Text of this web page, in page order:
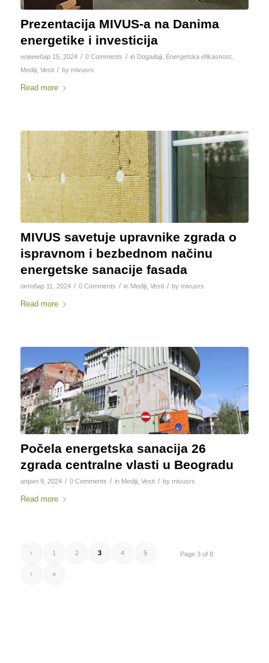
Prezentacija MIVUS-a na Danima
energetike i investicija
новембар 15, 2024 / 0 Comments / in Događaji, Energetska efikasnost,
Mediji, Vesti / by mivusrs
Read more
MIVUS savetuje upravnike zgrada o
ispravnom i bezbednom načinu
energetske sanacije fasada
октобар 11, 2024 / 0 Comments / in Mediji, Vesti / by mivusrs
Read more
Počela energetska sanacija 26
zgrada centralne vlasti u Beogradu
април 9, 2024 / 0 Comments / in Mediji, Vesti / by mivusrs
Read more
Page 3 of 8
‹ 1 2 3 4 5
› »